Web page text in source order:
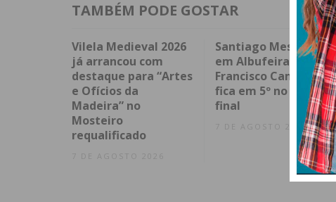
TAMBÉM PODE GOSTAR
Vilela Medieval 2026
já arrancou com
destaque para “Artes
e Ofícios da
Madeira” no
Mosteiro
requalificado
7 DE AGOSTO 2026
Santiago Mesa vence
em Albufeira e
Francisco Campos
fica em 5º no sprint
final
7 DE AGOSTO 2026